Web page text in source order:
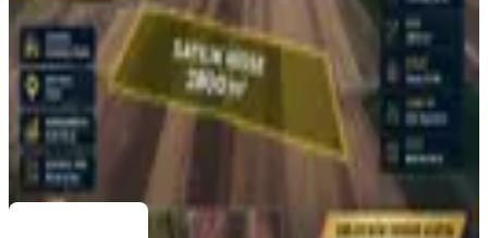
2.700.000 ₺
Keyma Gayrimenkul KeyMa Gayrimenkul
Ara